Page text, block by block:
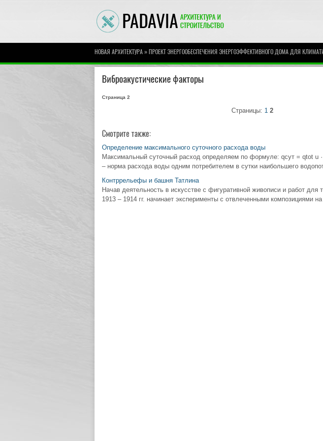
НОВАЯ АРХИТЕКТУРА»ПРОЕКТ ЭНЕРГООБЕСПЕЧЕНИЯ ЭНЕРГОЭФФЕКТИВНОГО ДОМА ДЛЯ
Виброакустические факторы
Страница 2
Страницы: 1 2
Смотрите также:
Определение максимального суточного расхода воды
Максимальный суточный расход определяем по формуле: qсут = qtot u
– норма расхода воды одним потребителем в сутки наибольшего
Контррельефы и башня Татлина
Начав деятельность в искусстве с фигуративной живописи и работ для
1913 – 1914 гг. начинает эксперименты с отвлеченными композициями